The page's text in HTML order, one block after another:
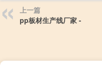
上一篇
pp板材生产线厂家 -